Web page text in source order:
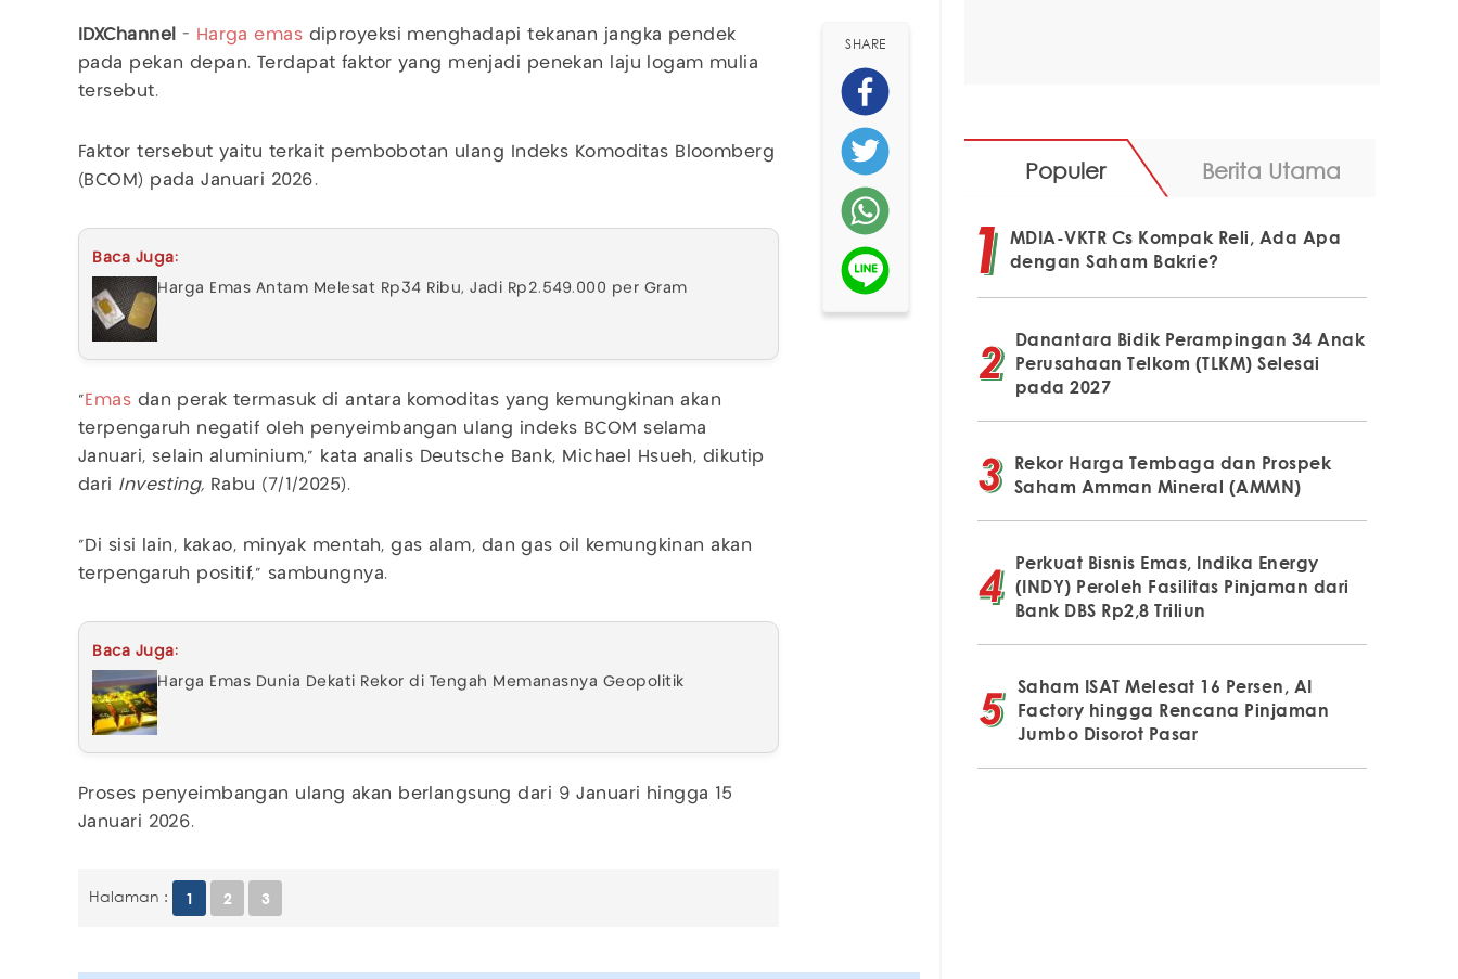
IDXChannel - Harga emas diproyeksi menghadapi tekanan jangka pendek
pada pekan depan. Terdapat faktor yang menjadi penekan laju logam mulia
tersebut.
Faktor tersebut yaitu terkait pembobotan ulang Indeks Komoditas Bloomberg
(BCOM) pada Januari 2026.
Baca Juga:
Harga Emas Antam Melesat Rp34 Ribu, Jadi Rp2.549.000 per Gram
“ Emas dan perak termasuk di antara komoditas yang kemungkinan akan
terpengaruh negatif oleh penyeimbangan ulang indeks BCOM selama
Januari, selain aluminium,” kata analis Deutsche Bank, Michael Hsueh, dikutip
dari Investing, Rabu (7/1/2025).
“Di sisi lain, kakao, minyak mentah, gas alam, dan gas oil kemungkinan akan
terpengaruh positif,” sambungnya.
Baca Juga:
Harga Emas Dunia Dekati Rekor di Tengah Memanasnya Geopolitik
Proses penyeimbangan ulang akan berlangsung dari 9 Januari hingga 15
Januari 2026.
Halaman : 1 2 3
SHARE
Populer Berita Utama
MDIA-VKTR Cs Kompak Reli, Ada Apa
dengan Saham Bakrie?
Danantara Bidik Perampingan 34 Anak
Perusahaan Telkom (TLKM) Selesai
pada 2027
Rekor Harga Tembaga dan Prospek
Saham Amman Mineral (AMMN)
Perkuat Bisnis Emas, Indika Energy
(INDY) Peroleh Fasilitas Pinjaman dari
Bank DBS Rp2,8 Triliun
Saham ISAT Melesat 16 Persen, AI
Factory hingga Rencana Pinjaman
Jumbo Disorot Pasar